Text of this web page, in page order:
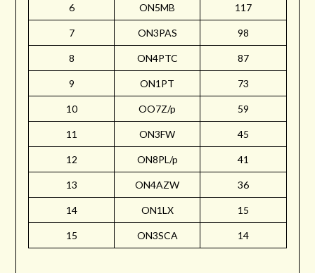
6 ON5MB 117
7 ON3PAS 98
8 ON4PTC 87
9 ON1PT 73
10 OO7Z/p 59
11 ON3FW 45
12 ON8PL/p 41
13 ON4AZW 36
14 ON1LX 15
15 ON3SCA 14